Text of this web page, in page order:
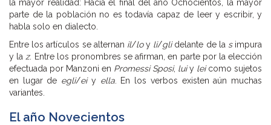
la mayor realidad: Hacia el final del año Ochocientos, la mayor
parte de la población no es todavía capaz de leer y escribir, y
habla solo en dialecto.
Entre los artículos se alternan il/loy li/glidelante de la simpura
y la z. Entre los pronombres se afirman, en parte por la elección
efectuada por Manzoni en Promessi Sposi, luiy leicomo sujetos
en lugar de egli/eiy ella. En los verbos existen aún muchas
variantes.
El año Novecientos